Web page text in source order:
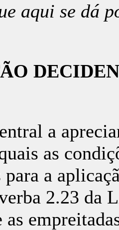
aqui se dá
a
as
para a
2.23 da
as